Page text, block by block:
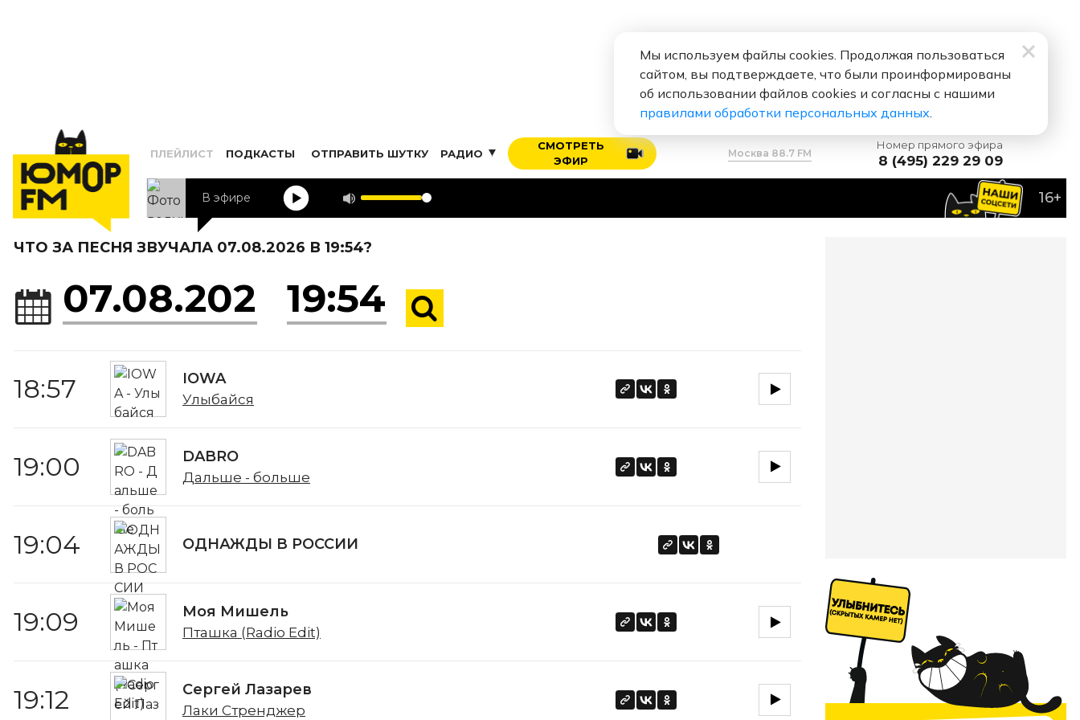
ПЛЕЙЛИСТ ПОДКАСТЫ ОТПРАВИТЬ ШУТКУ РАДИО
СМОТРЕТЬ
ЭФИР
Москва 88.7 FM
Номер прямого эфира
8 (495) 229 29 09
В эфире 16+
ЧТО ЗА ПЕСНЯ ЗВУЧАЛА 07.08.2026 В 19:54?
18:57 IOWA
Улыбайся
19:00 DABRO
Дальше - больше
19:04 ОДНАЖДЫ В РОССИИ
19:09 Моя Мишель
Пташка (Radio Edit)
19:12 Сергей Лазарев
Лаки Стренджер
Мы используем файлы cookies. Продолжая пользоваться
сайтом, вы подтверждаете, что были проинформированы
об использовании файлов cookies и согласны с нашими
правилами обработки персональных данных.